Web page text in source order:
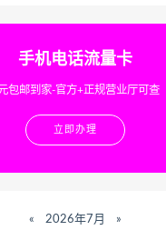
手机电话流量卡
包邮到家-官方+正规营业厅可查
立即办理
« 2026年7月 »